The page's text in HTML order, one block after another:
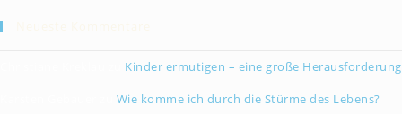
Kinder ermutigen – eine große Herausforderung
Wie komme ich durch die Stürme des Lebens?